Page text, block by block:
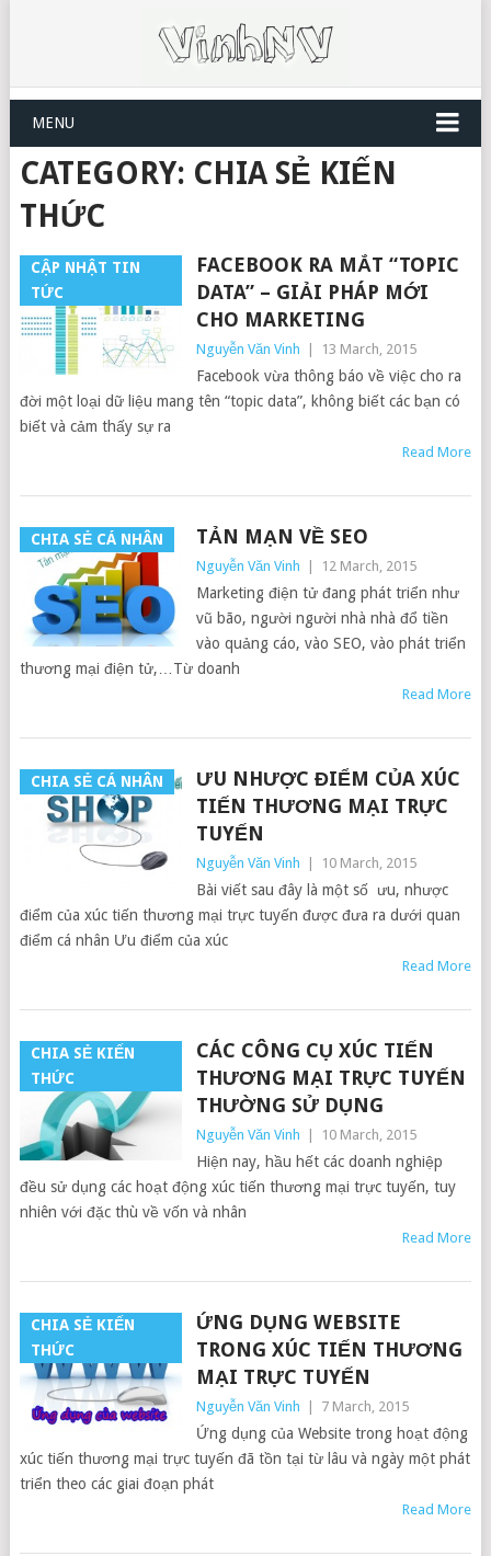
MENU
CATEGORY: CHIA SẺ KIẾN
THỨC
CẬP NHẬT TIN
TỨC
FACEBOOK RA MẮT “TOPIC
DATA” – GIẢI PHÁP MỚI
CHO MARKETING
Nguyễn Văn Vinh 13 March, 2015
Facebook vừa thông báo về việc cho ra
đời một loại dữ liệu mang tên “topic data”, không biết các bạn có
biết và cảm thấy sự ra
Read More
CHIA SẺ CÁ NHÂN TẢN MẠN VỀ SEO
Nguyễn Văn Vinh 12 March, 2015
Marketing điện tử đang phát triển như
vũ bão, người người nhà nhà đổ tiền
vào quảng cáo, vào SEO, vào phát triển
thương mại điện tử,…Từ doanh
Read More
CHIA SẺ CÁ NHÂN
ƯU NHƯỢC ĐIỂM CỦA XÚC
TIẾN THƯƠNG MẠI TRỰC
TUYẾN
Nguyễn Văn Vinh 10 March, 2015
Bài viết sau đây là một số ưu, nhược
điểm của xúc tiến thương mại trực tuyến được đưa ra dưới quan
điểm cá nhân Ưu điểm của xúc
Read More
CHIA SẺ KIẾN
THỨC
CÁC CÔNG CỤ XÚC TIẾN
THƯƠNG MẠI TRỰC TUYẾN
THƯỜNG SỬ DỤNG
Nguyễn Văn Vinh 10 March, 2015
Hiện nay, hầu hết các doanh nghiệp
đều sử dụng các hoạt động xúc tiến thương mại trực tuyến, tuy
nhiên với đặc thù về vốn và nhân
Read More
CHIA SẺ KIẾN
THỨC
ỨNG DỤNG WEBSITE
TRONG XÚC TIẾN THƯƠNG
MẠI TRỰC TUYẾN
Nguyễn Văn Vinh 7 March, 2015
Ứng dụng của Website trong hoạt động
xúc tiến thương mại trực tuyến đã tồn tại từ lâu và ngày một phát
triển theo các giai đoạn phát
Read More